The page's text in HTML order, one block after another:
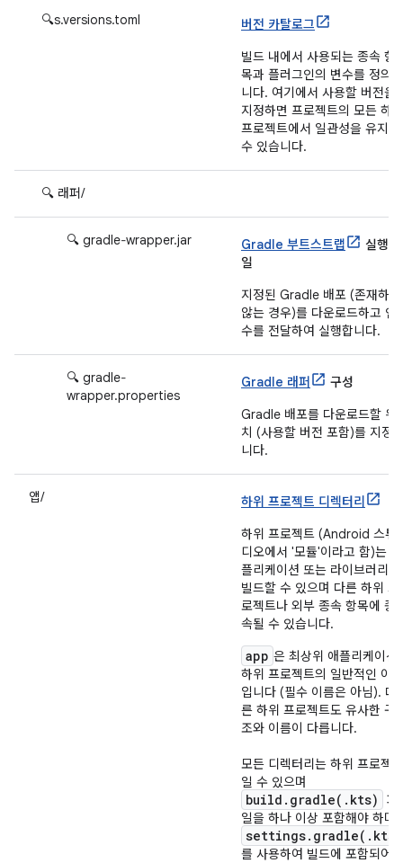
🔍s.versions.toml
버전 카탈로그
빌드 내에서 사용되는 종속 항
목과 플러그인의 변수를 정의합
니다. 여기에서 사용할 버전을
지정하면 프로젝트의 모든 하위
프로젝트에서 일관성을 유지할
수 있습니다.
🔍 래퍼/
🔍 gradle‐wrapper.jar Gradle 부트스트랩
실행 파
일
지정된 Gradle 배포 (존재하지
않는 경우)를 다운로드하고 인
수를 전달하여 실행합니다.
🔍 gradle‐
wrapper.properties
Gradle 래퍼
구성
Gradle 배포를 다운로드할 위
치 (사용할 버전 포함)를 지정
니다.
앱/
하위 프로젝트 디렉터리
하위 프로젝트 (Android 스튜
디오에서 '모듈'이라고 함)는 애
플리케이션 또는 라이브러리를
빌드할 수 있으며 다른 하위 프
로젝트나 외부 종속 항목에 종
속될 수 있습니다.
app 은 최상위 애플리케이션
하위 프로젝트의 일반적인 이름
입니다 (필수 이름은 아님). 다
른 하위 프로젝트도 유사한 구
조와 이름이 다릅니다.
모든 디렉터리는 하위 프로젝트
일 수 있으며
build.gradle(.kts)
파
일을 하나 이상 포함해야 하며
settings.gradle(.kts)
를 사용하여 빌드에 포함되어야